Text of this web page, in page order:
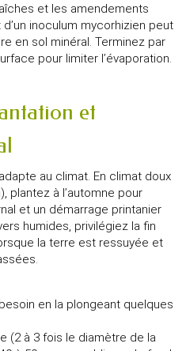
et les amendements
d’un inoculum mycorhizien peut
en sol minéral. Terminez par
pour limiter l’évaporation.
et
au climat. En climat doux
plantez à l’automne pour
et un démarrage printanier
humides, privilégiez la fin
la terre est ressuyée et
en la plongeant quelques
(2 à 3 fois le diamètre de la